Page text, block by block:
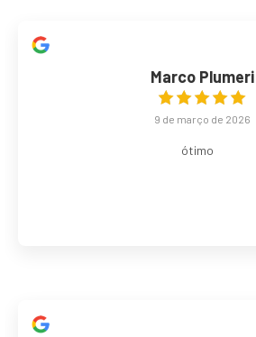
Marco Plumeri
9 de março de 2026
ótimo